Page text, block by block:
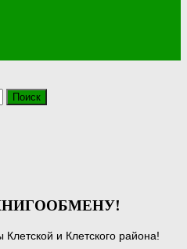
и Клетского района!